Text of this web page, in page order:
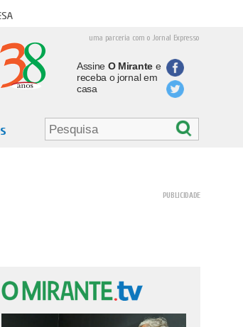
uma parceria com o Jornal Expresso
Assine O Mirantee
receba o jornal em
casa